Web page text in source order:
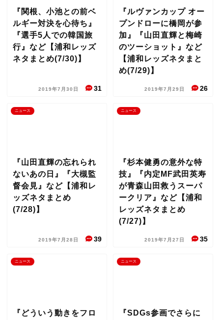
『関根、小池との前ベ
ルギー対決を心待ち』
『選手5人での韓国旅
行』など【浦和レッズ
ネタまとめ(7/30)】
2019年7月30日 31
『ルヴァンカップ オー
プンドローに橋岡が参
加』『山田直輝と梅崎
のツーショット』など
【浦和レッズネタまと
め(7/29)】
2019年7月29日 26
ニュース
『山田直輝の忘れられ
ないあの日』『大槻監
督会見』など【浦和レ
ッズネタまとめ
(7/28)】
2019年7月28日 39
ニュース
『杉本健勇の意外な特
技』『内定MF武田英寿
が青森山田救うスーパ
ークリア』など【浦和
レッズネタまとめ
(7/27)】
2019年7月27日 35
ニュース
『どういう動きをフロ
ニュース
『SDGs参画でさらに